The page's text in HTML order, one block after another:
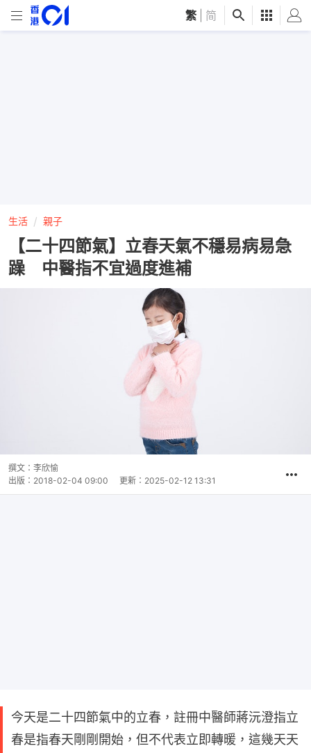
繁 简
生活 親子
【二十四節氣】立春天氣不穩易病易急
躁 中醫指不宜過度進補
撰文： 李欣愉
出版： 2018-02-04 09:00 更新： 2025-02-12 13:31
今天是二十四節氣中的立春，註冊中醫師蔣沅澄指立
春是指春天剛剛開始，但不代表立即轉暖，這幾天天